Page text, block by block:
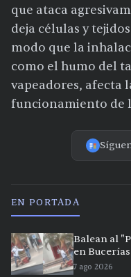
que ataca
deja células y
modo que la
como el humo del
vapeadores, afecta
funcionamiento de
EN PORTADA
Balean al
en Bucerías
7 ago 2026